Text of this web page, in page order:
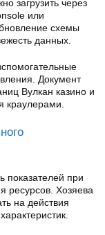
загрузить через
или
схемы
данных.
Документ
Вулкан казино и
краулерами.
показателей при
ресурсов. Хозяева
на действия